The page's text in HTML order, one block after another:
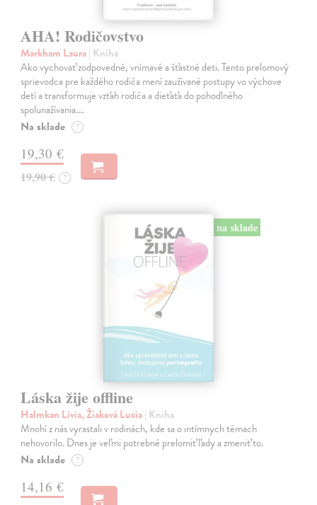
AHA! Rodičovstvo
Markham Laura| Kniha
Ako vychovať zodpovedné, vnímavé a šťastné deti. Tento prelomový
sprievodca pre každého rodiča mení zaužívané postupy vo výchove
detí a transformuje vzťah rodiča a dieťaťa do pohodlného
spolunažívania.…
Na sklade ?
19,30 €
19,90 € ?
na sklade
Láska žije offline
Halmkan Lívia, Žiaková Lucia| Kniha
Mnohí z nás vyrastali v rodinách, kde sa o intímnych témach
nehovorilo. Dnes je veľmi potrebné prelomiť ľady a zmeniť to.
Na sklade ?
14,16 €